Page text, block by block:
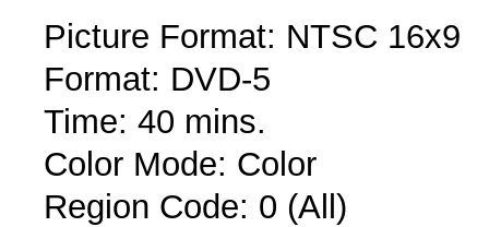
Picture Format: NTSC 16x9
Format: DVD-5
Time: 40 mins.
Color Mode: Color
Region Code: 0 (All)